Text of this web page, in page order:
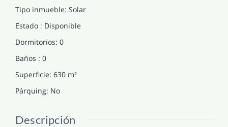
Tipo inmueble: Solar
Estado : Disponible
Dormitorios: 0
Baños : 0
Superficie: 630 m²
Párquing: No
Descripción